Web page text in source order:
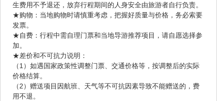
生费用不予退还，放弃行程期间的人身安全由旅游者自行负责。
★购物：当地购物时请慎重考虑，把握好质量与价格，务必索要
发票。
★自费：行程中需自理门票和当地导游推荐项目，请自愿选择参
加。
★差价和不可抗力说明：
（1）如遇国家政策性调整门票、交通价格等，按调整后的实际
价格结算。
（2）赠送项目因航班、天气等不可抗因素导致不能赠送的，费
用不退。